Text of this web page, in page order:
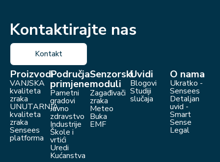
Kontaktirajte nas
Kontakt
Proizvodi
VANJSKA
kvaliteta
zraka
UNUTARNJA
kvaliteta
zraka
Sensees
platforma
Područja
primjene
Pametni
gradovi
Javno
zdravstvo
Industrije
Škole i
vrtići
Uredi
Kućanstva
Senzorski
moduli
Zagađivači
zraka
Meteo
Buka
EMF
Uvidi
Blogovi
Studiji
slučaja
O nama
Ukratko -
Sensees
Detaljan
uvid -
Smart
Sense
Legal